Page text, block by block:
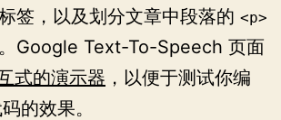
签，以及划分文章中段落的 <p>
Google Text-To-Speech 页面
式的演示器 ，以便于测试你编
的效果。